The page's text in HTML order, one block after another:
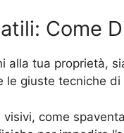
Come
alla tua proprietà,
giuste tecniche
come